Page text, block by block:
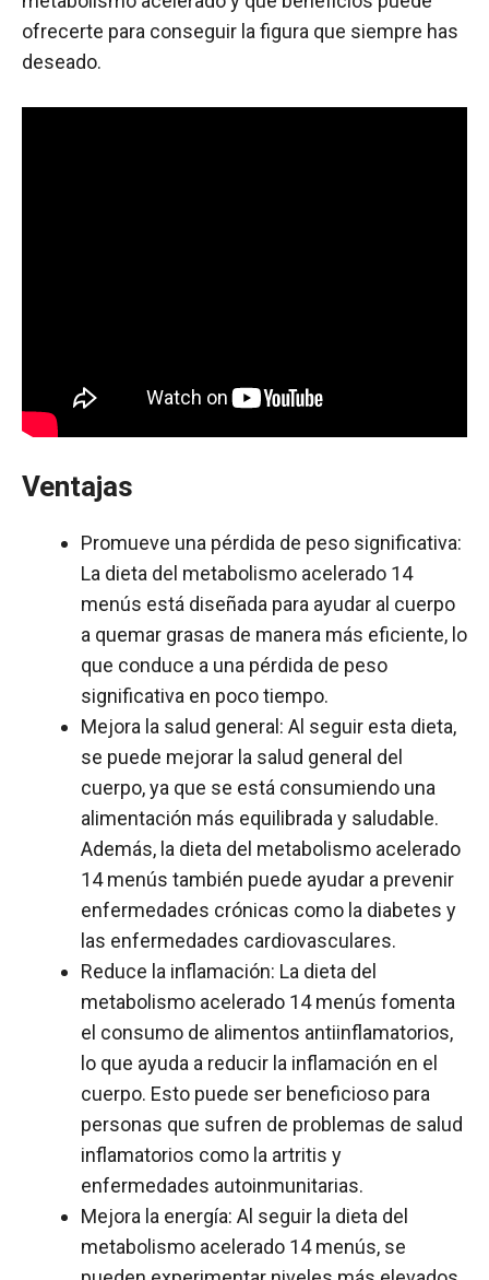
ofrecerte para conseguir la figura que siempre has
deseado.
Ventajas
Promueve una pérdida de peso significativa:
La dieta del metabolismo acelerado 14
menús está diseñada para ayudar al cuerpo
a quemar grasas de manera más eficiente, lo
que conduce a una pérdida de peso
significativa en poco tiempo.
Mejora la salud general: Al seguir esta dieta,
se puede mejorar la salud general del
cuerpo, ya que se está consumiendo una
alimentación más equilibrada y saludable.
Además, la dieta del metabolismo acelerado
14 menús también puede ayudar a prevenir
enfermedades crónicas como la diabetes y
las enfermedades cardiovasculares.
Reduce la inflamación: La dieta del
metabolismo acelerado 14 menús fomenta
el consumo de alimentos antiinflamatorios,
lo que ayuda a reducir la inflamación en el
cuerpo. Esto puede ser beneficioso para
personas que sufren de problemas de salud
inflamatorios como la artritis y
enfermedades autoinmunitarias.
Mejora la energía: Al seguir la dieta del
metabolismo acelerado 14 menús, se